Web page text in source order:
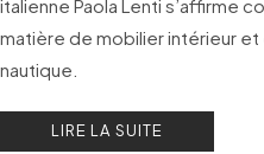
italienne Paola Lenti s’affirme
matière de mobilier intérieur
nautique.
LIRE LA SUITE